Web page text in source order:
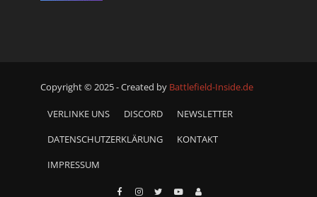
Copyright © 2025 - Created by Battlefield-Inside.de
VERLINKE UNS DISCORD NEWSLETTER
DATENSCHUTZERKLÄRUNG KONTAKT
IMPRESSUM